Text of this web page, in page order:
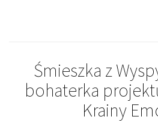
Śmieszka z
bohaterka
Krainy